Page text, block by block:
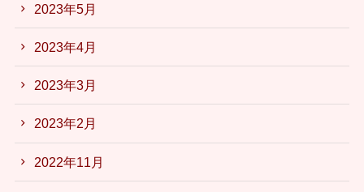
2023年5月
2023年4月
2023年3月
2023年2月
2022年11月